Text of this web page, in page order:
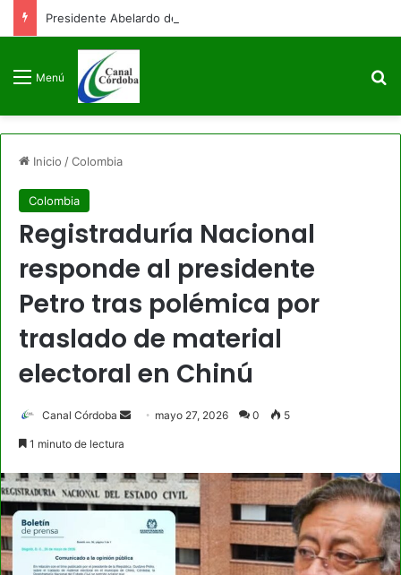
Menú
Inicio /Colombia
Colombia
Registraduría Nacional
responde al presidente
Petro tras polémica por
traslado de material
electoral en Chinú
Canal Córdoba
Send mayo 27, 2026 0 5
1 minuto de lectura